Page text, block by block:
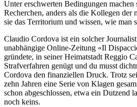
Unter erschwerten Bedingungen machen
Recherchen, anders als die Kollegen der
sie das Territorium und wissen, wie man
Claudio Cordova ist ein solcher
unabhängige Online-Zeitung «Il
gründete, in seiner Heimatstadt Reggio
Strafverfahren genügt und du musst
Cordova den finanziellen Druck. Trotz
zehn Jahren eine Serie von Klagen
schon abgeschlossen, etwa ein Dutzend
noch keins.